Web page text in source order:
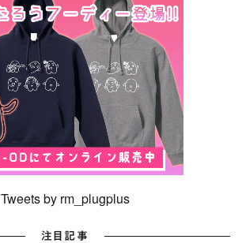
Tweets by rm_plugplus
注目記事